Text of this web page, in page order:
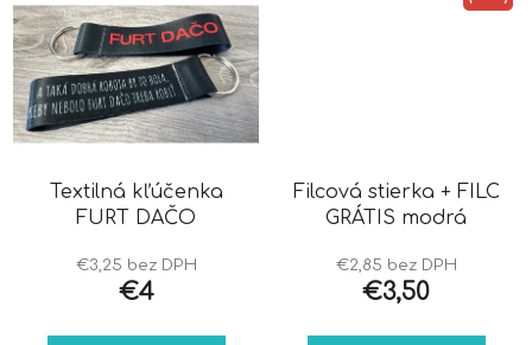
Textilná kľúčenka
FURT DAČO
€3,25 bez DPH
€4
Filcová stierka + FILC
GRÁTIS modrá
€2,85 bez DPH
€3,50